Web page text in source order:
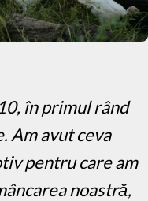
în primul rând
Am avut ceva
pentru care am
noastră,